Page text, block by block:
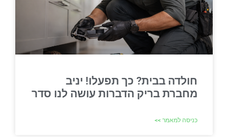
חולדה בבית? כך תפעלו! יניב
מחברת בריק הדברות עושה לנו סדר
כניסה למאמר >>